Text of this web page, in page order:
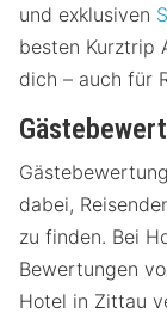
und exklusiven
besten Kurztrip
dich – auch für
dabei,
zu finden. Bei
Bewertungen
Hotel in Zittau